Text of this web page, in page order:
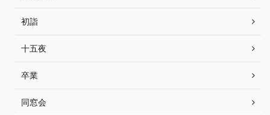
初詣
十五夜
卒業
同窓会